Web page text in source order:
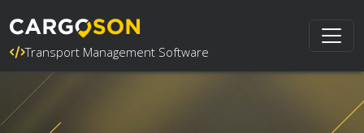
Transport Management Software